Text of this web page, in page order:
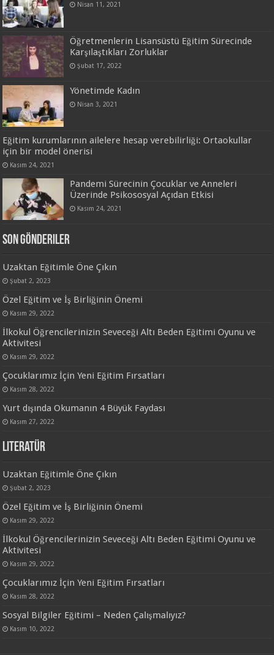
Nisan 11, 2021
Öğretmenlerin Lisansüstü Eğitim Sürecinde
Karşılaştıkları Zorluklar
Şubat 17, 2022
Yönetimde Kadın
Nisan 3, 2021
Eğitim kurumlarının ailelere hesap verebilirliği: Ortaokullar
için bir model önerisi
Kasım 24, 2021
Pandemi Sürecinin Çocuklar ve Anneleri
Üzerinde Psikososyal Açıdan Etkisi
Kasım 24, 2021
Son Gönderiler
Uzaktan Eğitimle Öne Çıkın
Şubat 2, 2023
Özel Eğitim ve İş Birliğinin Önemi
Kasım 29, 2022
İlkokul Öğrencilerinizin Seveceği Altı Beden Eğitimi Oyunu ve
Aktivitesi
Kasım 29, 2022
Çocuklarımız İçin Yeni Eğitim Fırsatları
Kasım 28, 2022
Yurt dışında Okumanın 4 Büyük Faydası
Kasım 27, 2022
Literatür
Uzaktan Eğitimle Öne Çıkın
Şubat 2, 2023
Özel Eğitim ve İş Birliğinin Önemi
Kasım 29, 2022
İlkokul Öğrencilerinizin Seveceği Altı Beden Eğitimi Oyunu ve
Aktivitesi
Kasım 29, 2022
Çocuklarımız İçin Yeni Eğitim Fırsatları
Kasım 28, 2022
Sosyal Bilgiler Eğitimi – Neden Çalışmalıyız?
Kasım 10, 2022